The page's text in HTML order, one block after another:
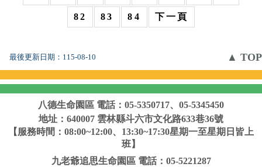
82 83 84 下一頁
最後更新日期： 115-08-10 ▲ TOP
八德生命園區 電話：05-5350717、05-5345450
地址：640007 雲林縣斗六市文化路633巷36號
【服務時間：08:00~12:00、13:30~17:30星期一至星期日皆上
班】
九老爺追思生命園區 電話：05-5221287